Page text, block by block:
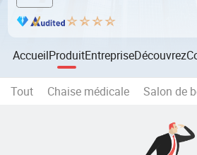
AccueilProduitEntrepriseDécouvrez
Tout Chaise médicale Salon de